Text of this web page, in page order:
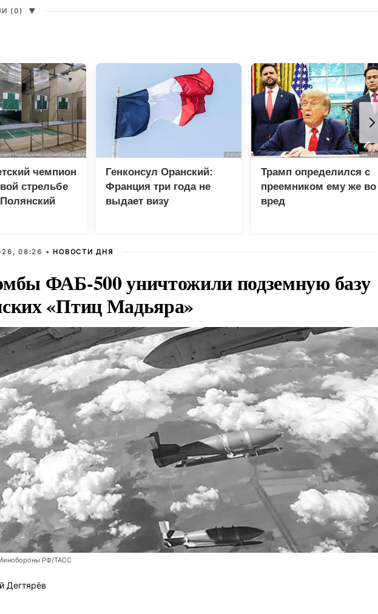
(0) ▼
чемпион
стрельбе
Генконсул Оранский:
Франция три года не
выдает визу
Трамп определился с
преемником ему же во
вред
08:26 • НОВОСТИ ДНЯ
ФАБ-500 уничтожили подземную базу
«Птиц Мадьяра»
РФ/ТАСС
Дегтярёв